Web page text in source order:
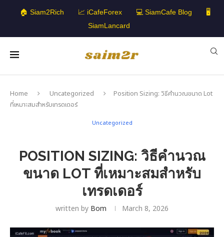
🏠 Siam2Rich 📈 iCafeForex 💻 SiamCafe Blog
🖥️
SiamLancard
Home Uncategorized
Position Sizing: วิธีคำนวณขนาด Lot
ที่เหมาะสมสำหรับเทรดเดอร์
Uncategorized
POSITION SIZING: วิธีคำนวณ
ขนาด LOT ที่เหมาะสมสำหรับ
เทรดเดอร์
written by Bom March 8, 2026